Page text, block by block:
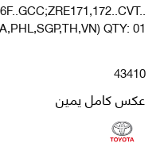
QTY: 01
43410
عكس كامل يمين